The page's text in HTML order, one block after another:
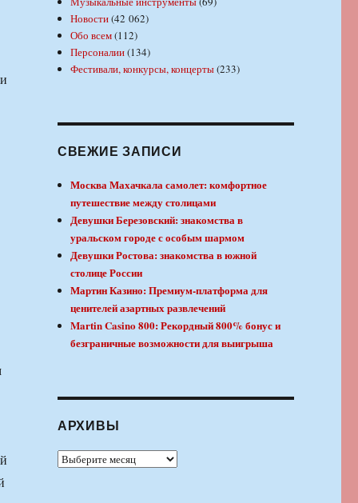
Новости(42 062)
Обо всем(112)
Персоналии(134)
Фестивали, конкурсы, концерты(233)
СВЕЖИЕ ЗАПИСИ
Москва Махачкала самолет: комфортное
путешествие между столицами
Девушки Березовский: знакомства в
уральском городе с особым шармом
Девушки Ростова: знакомства в южной
столице России
Мартин Казино: Премиум-платформа для
ценителей азартных развлечений
Martin Casino 800: Рекордный 800% бонус и
безграничные возможности для выигрыша
АРХИВЫ
Архивы